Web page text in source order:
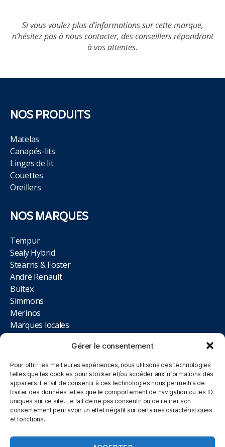
Gérer le consentement
Pour offrir les meilleures expériences, nous utilisons des technologies
telles que les cookies pour stocker et/ou accéder aux informations des
appareils. Le fait de consentir à ces technologies nous permettra de
traiter des données telles que le comportement de navigation ou les ID
uniques sur ce site. Le fait de ne pas consentir ou de retirer son
consentement peut avoir un effet négatif sur certaines caractéristiques
et fonctions.
Si vous voulez plus d’informations sur cette marque,
n’hésitez pas à nous contacter, des conseillers répondront
à vos attentes.
NOS PRODUITS
Matelas
Canapés-lits
Linges de lit
Couettes
Oreillers
NOS MARQUES
Tempur
Sealy Hybrid
Stearns & Foster
André Renault
Bultex
Simmons
Merinos
Marques locales
LIENS UTILES
Promotions
Blog
Contact
Magasin
NOUS TROUVER